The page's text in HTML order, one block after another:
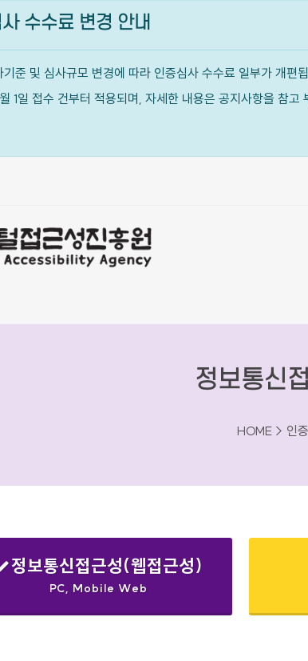
수수료 변경 안내
준 및 심사규모 변경에 따라 인증심사 수수료 일부가 개편
1일 접수 건부터 적용되며, 자세한 내용은 공지사항을 참고
정보통신
HOME > 인
정보통신접근성(웹접근성)
PC, Mobile Web